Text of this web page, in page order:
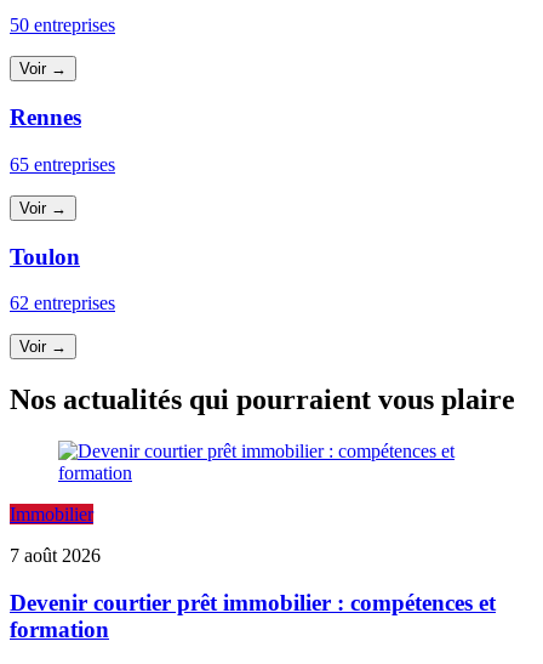
50 entreprises
Voir →
Rennes
65 entreprises
Voir →
Toulon
62 entreprises
Voir →
Nos actualités qui pourraient vous plaire
Immobilier
7 août 2026
Devenir courtier prêt immobilier : compétences et
formation